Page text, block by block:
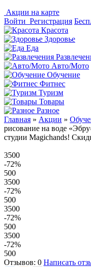
Акции на карте
Войти Регистрация
Красота
Здоровье
Еда
Авто/Мото
Обучение
Фитнес
Туризм
Товары
Разное
Главная » Акции »
рисование на воде
студии Magichands!
3500
-72%
500
3500
-72%
500
3500
-72%
500
3500
-72%
500
Отзывов: 0 Написать